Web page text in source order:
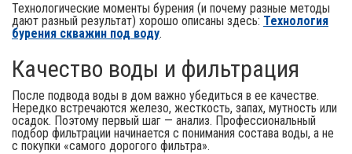
Технологические моменты бурения (и почему разные методы
дают разный результат) хорошо описаны здесь: Технология
бурения скважин под воду.
Качество воды и фильтрация
После подвода воды в дом важно убедиться в ее качестве.
Нередко встречаются железо, жесткость, запах, мутность или
осадок. Поэтому первый шаг — анализ. Профессиональный
подбор фильтрации начинается с понимания состава воды, а не
с покупки «самого дорогого фильтра».